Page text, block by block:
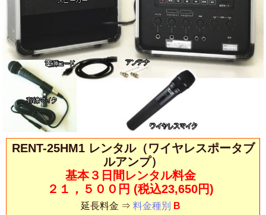
RENT-25HM1 レンタル（ワイヤレスポータブ
ルアンプ）
基本３日間レンタル料金
２１，５００円 (税込23,650円)
延長料金 ⇒ 料金種別 B